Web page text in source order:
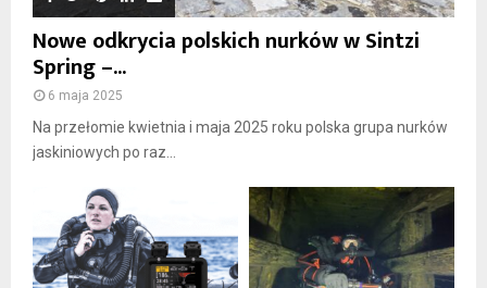
Nowe odkrycia polskich nurków w Sintzi
Spring –...
6 maja 2025
Na przełomie kwietnia i maja 2025 roku polska grupa nurków
jaskiniowych po raz...